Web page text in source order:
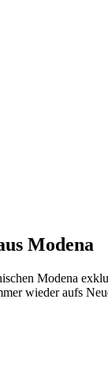
Modena
Modena
wieder aufs